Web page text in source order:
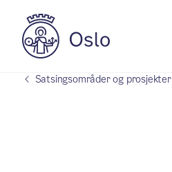
Satsingsområder og prosjekter